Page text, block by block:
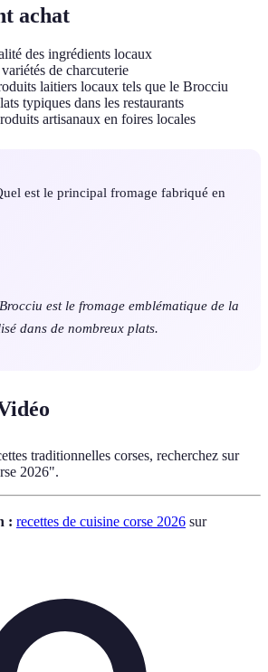
achat
des ingrédients locaux
de charcuterie
laitiers locaux tels que le Brocciu
typiques dans les restaurants
artisanaux en foires locales
est le principal fromage fabriqué en
est le fromage emblématique de la
dans de nombreux plats.
traditionnelles corses, recherchez sur
2026".
: recettes de cuisine corse 2026 sur